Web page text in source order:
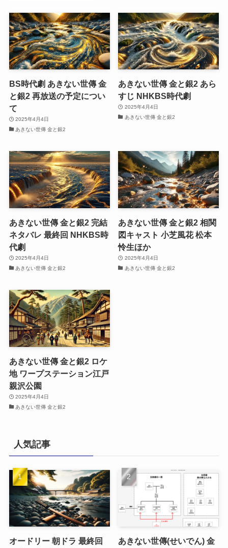
BS時代劇 あきない世傳 金
と銀2 再放送の予定につい
て
2025年4月4日
あきない世傳 金と銀2
あきない世傳 金と銀2 あら
すじ NHKBS時代劇
2025年4月4日
あきない世傳 金と銀2
あきない世傳 金と銀2 完結
ネタバレ 最終回 NHKBS時
代劇
2025年4月4日
あきない世傳 金と銀2
あきない世傳 金と銀2 相関
図キャスト 小芝風花 松本
怜生ほか
2025年4月4日
あきない世傳 金と銀2
あきない世傳 金と銀2 ロケ
地 ワープステーション江戸
親沢公園
2025年4月4日
あきない世傳 金と銀2
人気記事
オードリー 朝ドラ 最終回
あきない世傳(せいでん) 金